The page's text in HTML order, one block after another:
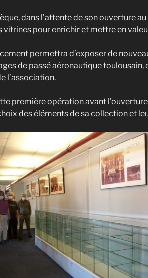
dans l’attente de son ouverture
vitrines pour enrichir et mettre en
permettra d’exposer de
de passé aéronautique toulousain,
l’association.
première opération avant
des éléments de sa collection et